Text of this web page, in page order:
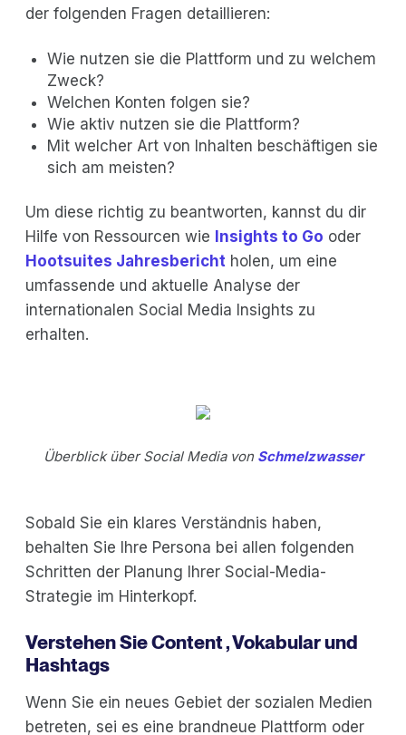
der folgenden Fragen detaillieren:
Wie nutzen sie die Plattform und zu welchem
Zweck?
Welchen Konten folgen sie?
Wie aktiv nutzen sie die Plattform?
Mit welcher Art von Inhalten beschäftigen sie
sich am meisten?
Um diese richtig zu beantworten, kannst du dir
Hilfe von Ressourcen wie Insights to Go oder
Hootsuites Jahresbericht holen, um eine
umfassende und aktuelle Analyse der
internationalen Social Media Insights zu
erhalten.
Überblick über Social Media von Schmelzwasser
Sobald Sie ein klares Verständnis haben,
behalten Sie Ihre Persona bei allen folgenden
Schritten der Planung Ihrer Social-Media-
Strategie im Hinterkopf.
Verstehen Sie Content , Vokabular und
Hashtags
Wenn Sie ein neues Gebiet der sozialen Medien
betreten, sei es eine brandneue Plattform oder